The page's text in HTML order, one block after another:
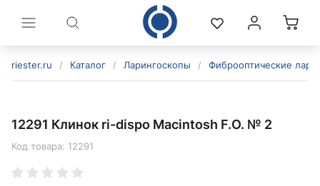
riester.ru / Каталог / Ларингоскопы / Фиброоптические
12291 Клинок ri-dispo Macintosh F.O. № 2
Код товара: 12291